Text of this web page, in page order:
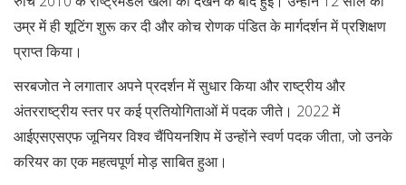
उम्र में ही शूटिंग शुरू कर दी और कोच रोणक पंडित के मार्गदर्शन में प्रशिक्षण
प्राप्त किया।
सरबजोत ने लगातार अपने प्रदर्शन में सुधार किया और राष्ट्रीय और
अंतरराष्ट्रीय स्तर पर कई प्रतियोगिताओं में पदक जीते। 2022 में
आईएसएसएफ जूनियर विश्व चैंपियनशिप में उन्होंने स्वर्ण पदक जीता, जो उनके
करियर का एक महत्वपूर्ण मोड़ साबित हुआ।